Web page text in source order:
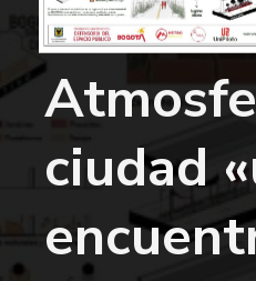
ciudad